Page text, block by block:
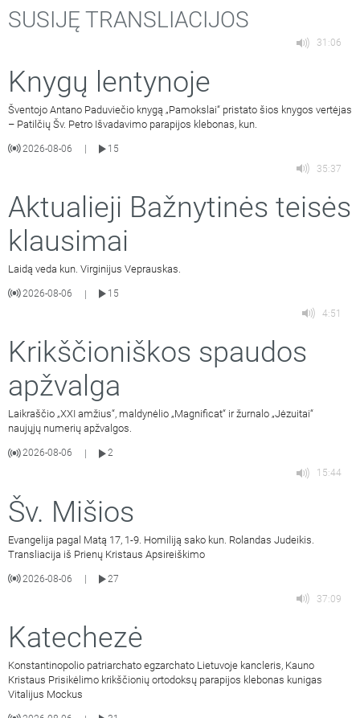
SUSIJĘ TRANSLIACIJOS
31:06
Knygų lentynoje
Šventojo Antano Paduviečio knygą „Pamokslai“ pristato šios knygos vertėjas
– Patilčių Šv. Petro Išvadavimo parapijos klebonas, kun.
2026-08-06
15
35:37
Aktualieji Bažnytinės teisės
klausimai
Laidą veda kun. Virginijus Veprauskas.
2026-08-06 |
15
4:51
Krikščioniškos spaudos
apžvalga
Laikraščio „XXI amžius“, maldynėlio „Magnificat“ ir žurnalo „Jėzuitai“
naujųjų numerių apžvalgos.
2026-08-06
2
15:44
Šv. Mišios
Evangelija pagal Matą 17, 1-9. Homiliją sako kun. Rolandas Judeikis.
Transliacija iš Prienų Kristaus Apsireiškimo
2026-08-06
27
37:09
Katechezė
Konstantinopolio patriarchato egzarchato Lietuvoje kancleris, Kauno
Kristaus Prisikėlimo krikščionių ortodoksų parapijos klebonas kunigas
Vitalijus Mockus